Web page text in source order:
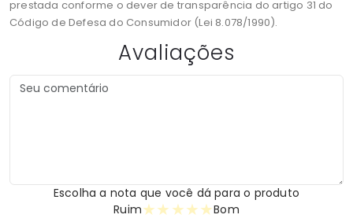
prestada conforme o dever de transparência do artigo 31 do
Código de Defesa do Consumidor (Lei 8.078/1990).
Avaliações
Escolha a nota que você dá para o produto
Ruim
★
★
★
★
★ Bom